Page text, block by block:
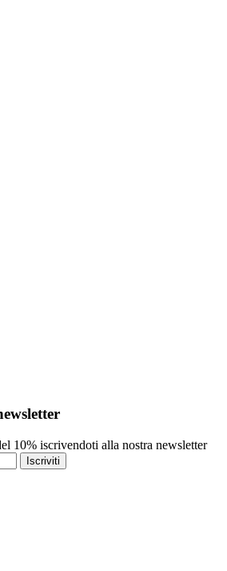
10% iscrivendoti alla nostra newsletter
Iscriviti